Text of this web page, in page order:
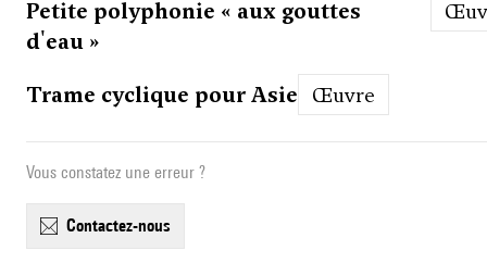
Petite polyphonie « aux gouttes
d'eau »
Trame cyclique pour Asie Œuvre
Vous constatez une erreur ?
contactez-nous